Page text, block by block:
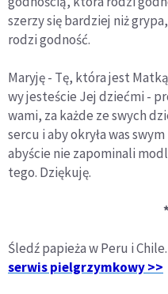
szerzy się bardziej niż
rodzi godność.
Maryję - Tę, która jest
wy jesteście Jej dziećmi -
wami, za każde ze swych
sercu i aby okryła was
abyście nie zapominali
tego. Dziękuję.
Śledź papieża w Peru i Chile.
serwis pielgrzymkowy >>